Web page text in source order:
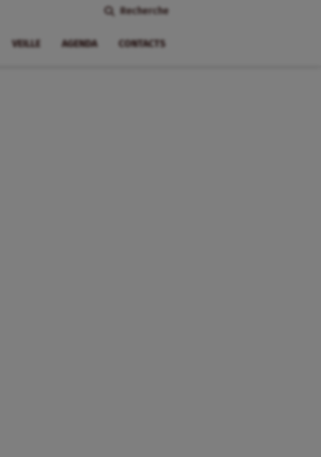
Recherche
VEILLE AGENDA CONTACTS